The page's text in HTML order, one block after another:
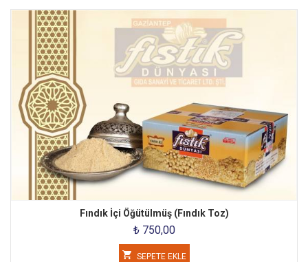
Fındık İçi Öğütülmüş (Fındık Toz)
₺ 750,00
SEPETE EKLE